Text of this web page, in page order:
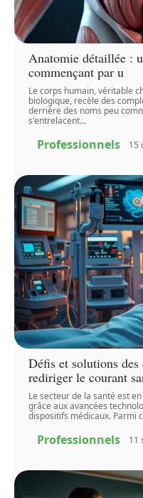
Anatomie détaillée :
commençant par u
Le corps humain, véritable
biologique, recèle des
derrière des noms peu
s'entrelacent…
Professionnels 15
Défis et solutions
rediriger le courant
Le secteur de la santé est
grâce aux avancées
dispositifs médicaux. Parmi
Professionnels 11